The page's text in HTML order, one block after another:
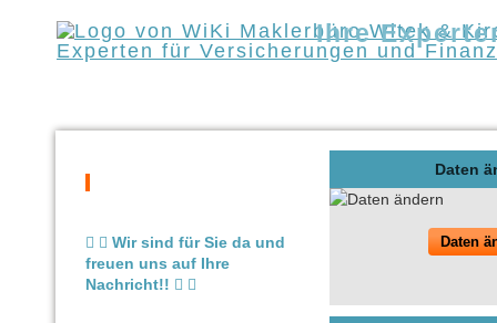
Ihre
WiKi Maklerbüro
Wir sind für Sie da und
freuen uns auf Ihre
Nachricht!!
Daten
Daten